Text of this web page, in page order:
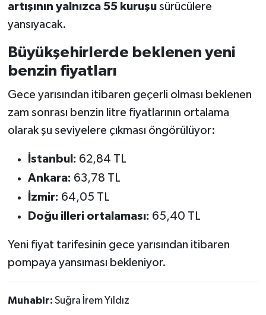
artışının yalnızca 55 kuruşusürücülere
yansıyacak.
Büyükşehirlerde beklenen yeni
benzin fiyatları
Gece yarısından itibaren geçerli olması beklenen
zam sonrası benzin litre fiyatlarının ortalama
olarak şu seviyelere çıkması öngörülüyor:
İstanbul: 62,84 TL
Ankara: 63,78 TL
İzmir: 64,05 TL
Doğu illeri ortalaması: 65,40 TL
Yeni fiyat tarifesinin gece yarısından itibaren
pompaya yansıması bekleniyor.
Muhabir: Suğra İrem Yıldız